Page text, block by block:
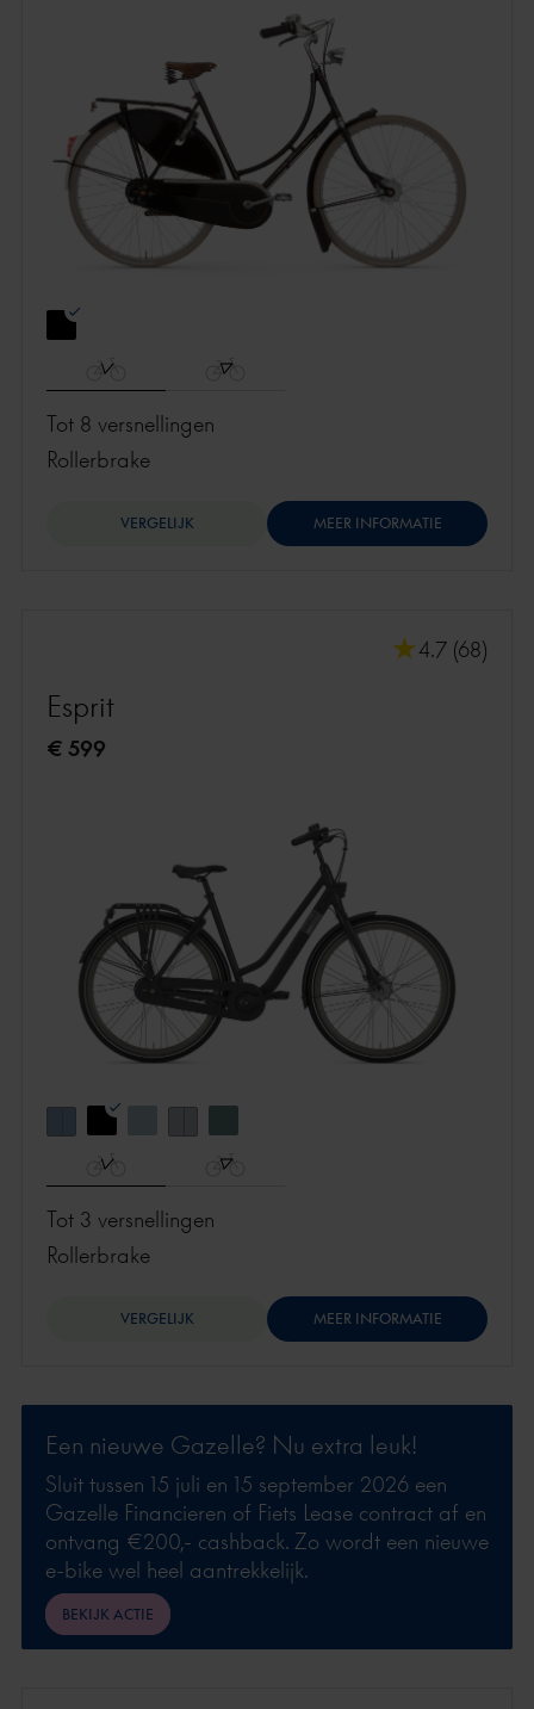
Tot 8 versnellingen
rollerbrake
VERGELIJK MEER INFORMATIE
4.7 (68)
Esprit
€ 599
Tot 3 versnellingen
rollerbrake
VERGELIJK MEER INFORMATIE
Een nieuwe Gazelle? Nu extra leuk!
Sluit tussen 15 juli en 15 september 2026 een
Gazelle Financieren of Fiets Lease contract af en
ontvang €200,- cashback. Zo wordt een nieuwe
e-bike wel heel aantrekkelijk.
BEKIJK ACTIE